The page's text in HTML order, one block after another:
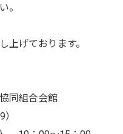
。
上げております。
同組合会館